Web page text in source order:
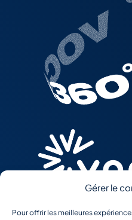
Gérer le
Pour offrir les meilleures